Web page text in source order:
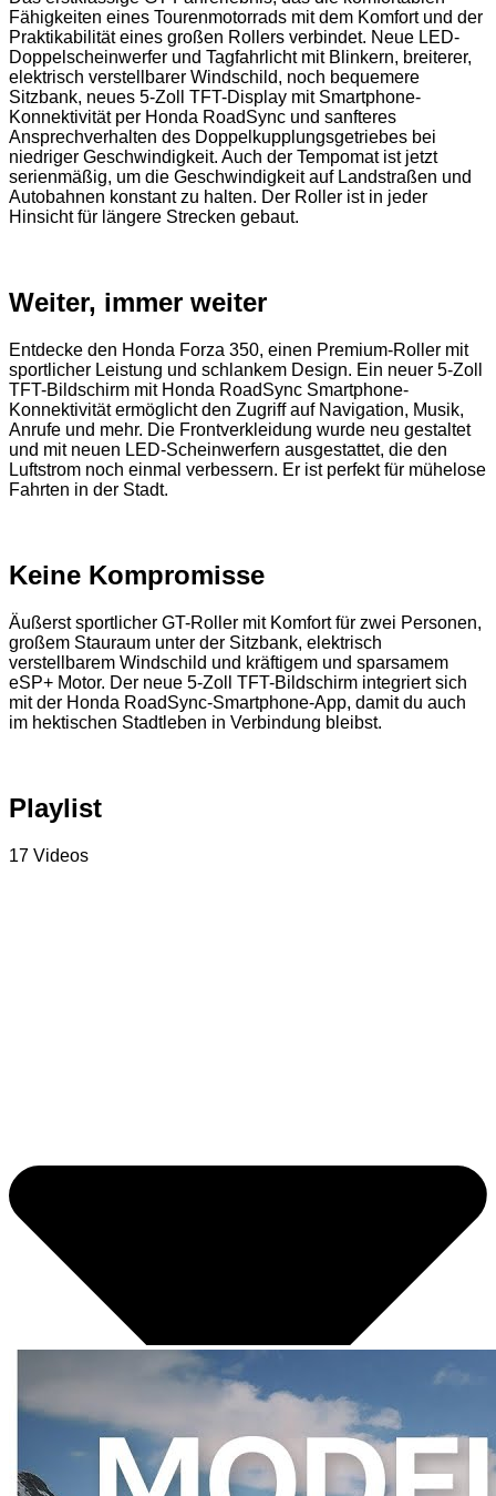
Fähigkeiten eines Tourenmotorrads mit dem Komfort und der
Praktikabilität eines großen Rollers verbindet. Neue LED-
Doppelscheinwerfer und Tagfahrlicht mit Blinkern, breiterer,
elektrisch verstellbarer Windschild, noch bequemere
Sitzbank, neues 5-Zoll TFT-Display mit Smartphone-
Konnektivität per Honda RoadSync und sanfteres
Ansprechverhalten des Doppelkupplungsgetriebes bei
niedriger Geschwindigkeit. Auch der Tempomat ist jetzt
serienmäßig, um die Geschwindigkeit auf Landstraßen und
Autobahnen konstant zu halten. Der Roller ist in jeder
Hinsicht für längere Strecken gebaut.
Weiter, immer weiter
Entdecke den Honda Forza 350, einen Premium-Roller mit
sportlicher Leistung und schlankem Design. Ein neuer 5-Zoll
TFT-Bildschirm mit Honda RoadSync Smartphone-
Konnektivität ermöglicht den Zugriff auf Navigation, Musik,
Anrufe und mehr. Die Frontverkleidung wurde neu gestaltet
und mit neuen LED-Scheinwerfern ausgestattet, die den
Luftstrom noch einmal verbessern. Er ist perfekt für mühelose
Fahrten in der Stadt.
Keine Kompromisse
Äußerst sportlicher GT-Roller mit Komfort für zwei Personen,
großem Stauraum unter der Sitzbank, elektrisch
verstellbarem Windschild und kräftigem und sparsamem
eSP+ Motor. Der neue 5-Zoll TFT-Bildschirm integriert sich
mit der Honda RoadSync-Smartphone-App, damit du auch
im hektischen Stadtleben in Verbindung bleibst.
Playlist
17 Videos